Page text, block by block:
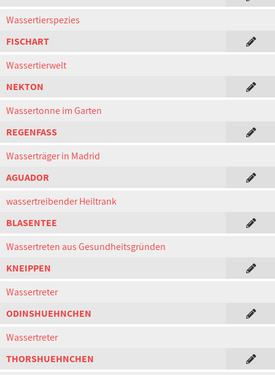
Wassertierspezies
FISCHART
Wassertierwelt
NEKTON
Wassertonne im Garten
REGENFASS
Wasserträger in Madrid
AGUADOR
wassertreibender Heiltrank
BLASENTEE
Wassertreten aus Gesundheitsgründen
KNEIPPEN
Wassertreter
ODINSHUEHNCHEN
Wassertreter
THORSHUEHNCHEN